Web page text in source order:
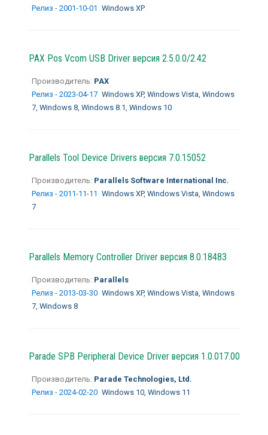
Релиз - 2001-10-01 Windows XP
PAX Pos Vcom USB Driver версия 2.5.0.0/2.42
Производитель: PAX
Релиз - 2023-04-17 Windows XP, Windows Vista, Windows
7, Windows 8, Windows 8.1, Windows 10
Parallels Tool Device Drivers версия 7.0.15052
Производитель: Parallels Software International Inc.
Релиз - 2011-11-11 Windows XP, Windows Vista, Windows
7
Parallels Memory Controller Driver версия 8.0.18483
Производитель: Parallels
Релиз - 2013-03-30 Windows XP, Windows Vista, Windows
7, Windows 8
Parade SPB Peripheral Device Driver версия 1.0.017.00
Производитель: Parade Technologies, Ltd.
Релиз - 2024-02-20 Windows 10, Windows 11